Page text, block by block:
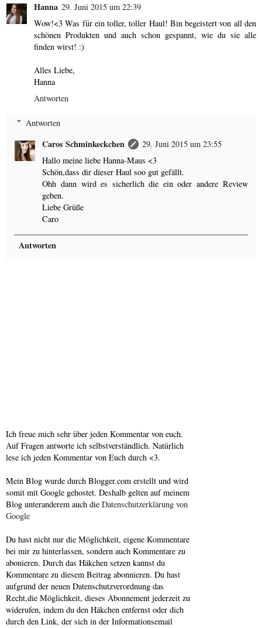
Hanna 29. Juni 2015 um 22:39
Wow!<3 Was für ein toller, toller Haul! Bin begeistert von all den
schönen Produkten und auch schon gespannt, wie du sie alle
finden wirst! :)
Alles Liebe,
Hanna
Antworten
Antworten
Caros Schminkeckchen
29. Juni 2015 um 23:55
Hallo meine liebe Hanna-Maus <3
Schön,dass dir dieser Haul soo gut gefällt.
Ohh dann wird es sicherlich die ein oder andere Review
geben.
Liebe Grüße
Caro
Antworten
Ich freue mich sehr über jeden Kommentar von euch.
Auf Fragen antworte ich selbstverständlich. Natürlich
lese ich jeden Kommentar von Euch durch <3.
Mein Blog wurde durch Blogger.com erstellt und wird
somit mit Google gehostet. Deshalb gelten auf meinem
Blog unteranderem auch die Datenschutzerklärung von
Google
Du hast nicht nur die Möglichkeit, eigene Kommentare
bei mir zu hinterlassen, sondern auch Kommentare zu
abonieren. Durch das Häkchen setzen kannst du
Kommentare zu diesem Beitrag abonnieren. Du hast
aufgrund der neuen Datenschutzverordnung das
Recht,die Möglichkeit, dieses Abonnement jederzeit zu
widerufen, indem du den Häkchen entfernst oder dich
durch den Link, der sich in der Informationsemail